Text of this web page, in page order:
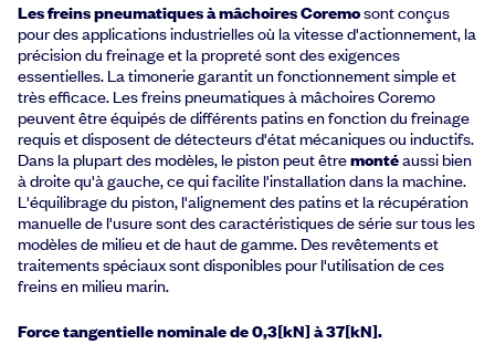
Les freins pneumatiques à mâchoires Coremosont conçus
pour des applications industrielles où la vitesse d'actionnement, la
précision du freinage et la propreté sont des exigences
essentielles. La timonerie garantit un fonctionnement simple et
très efficace. Les freins pneumatiques à mâchoires Coremo
peuvent être équipés de différents patins en fonction du freinage
requis et disposent de détecteurs d'état mécaniques ou inductifs.
Dans la plupart des modèles, le piston peut êtremontéaussi bien
à droite qu'à gauche, ce qui facilite l'installation dans la machine.
L'équilibrage du piston, l'alignement des patins et la récupération
manuelle de l'usure sont des caractéristiques de série sur tous les
modèles de milieu et de haut de gamme. Des revêtements et
traitements spéciaux sont disponibles pour l'utilisation de ces
freins en milieu marin.
Force tangentielle nominale de 0,3[kN] à 37[kN].